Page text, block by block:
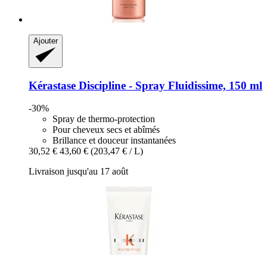
Ajouter
Kérastase Discipline -​ Spray Fluidissime, 150 ml
-30%
Spray de thermo-protection
Pour cheveux secs et abîmés
Brillance et douceur instantanées
30,52 € 43,60 € (203,47 € / L)
Livraison jusqu'au 17 août